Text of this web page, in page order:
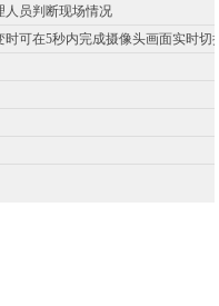
人员判断现场情况
可在5秒内完成摄像头画面实时切换